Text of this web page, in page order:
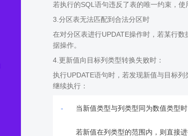
若执行的SQL语句违反了表的唯一约束，
3.分区表无法匹配到合法分区时
在对分区表进行UPDATE操作时，若某行
据操作。
4.更新值向目标列类型转换失败时：
执行UPDATE语句时，若发现新值与目标
继续执行：
-
当新值类型与列类型同为数值类型时